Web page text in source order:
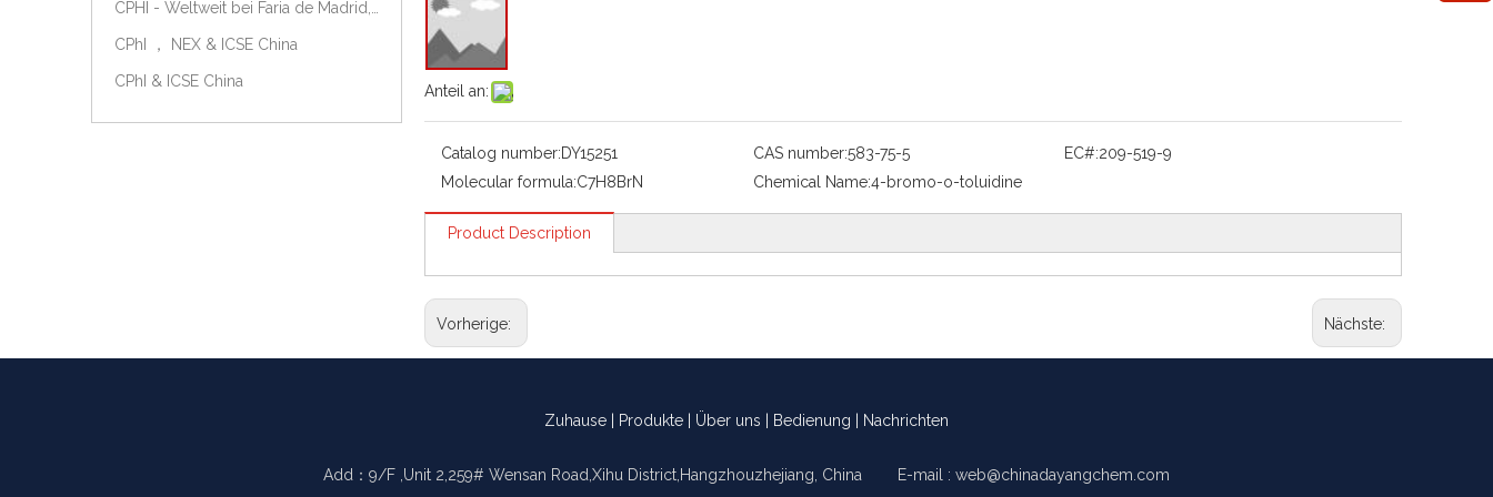
CPhI ， NEX & ICSE China
CPhI & ICSE China
Anteil an:
Catalog number:DY15251 CAS number:583-75-5 EC#:209-519-9
Molecular formula:C7H8BrN Chemical Name:4-bromo-o-toluidine
Product Description
Vorherige: Nächste:
Zuhause Produkte Über uns Bedienung Nachrichten
Add：9/F ,Unit 2,259# Wensan Road,Xihu District,Hangzhouzhejiang, China E-mail : web@chinadayangchem.com